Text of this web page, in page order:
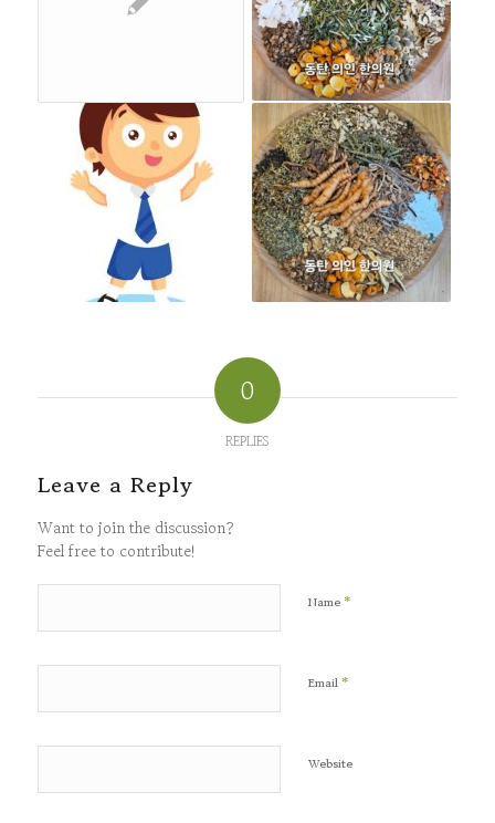
0
REPLIES
Leave a Reply
Want to join the discussion?
Feel free to contribute!
Name *
Email *
Website